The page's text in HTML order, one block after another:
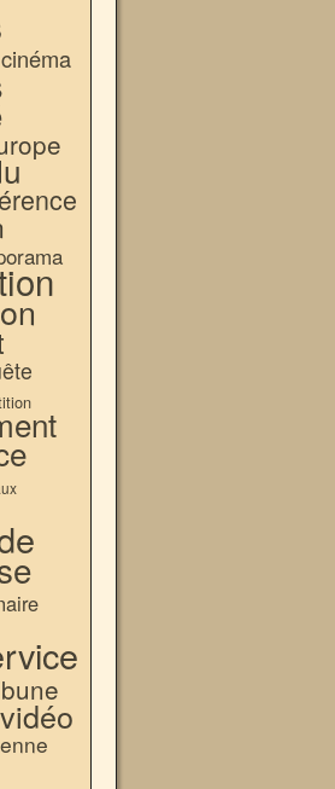
cinéma
vidéo